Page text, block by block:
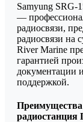
Samyung SRG-
—
радиосвязи,
радиосвязи на
River Marine
гарантией
документации
поддержкой.
Преимущества